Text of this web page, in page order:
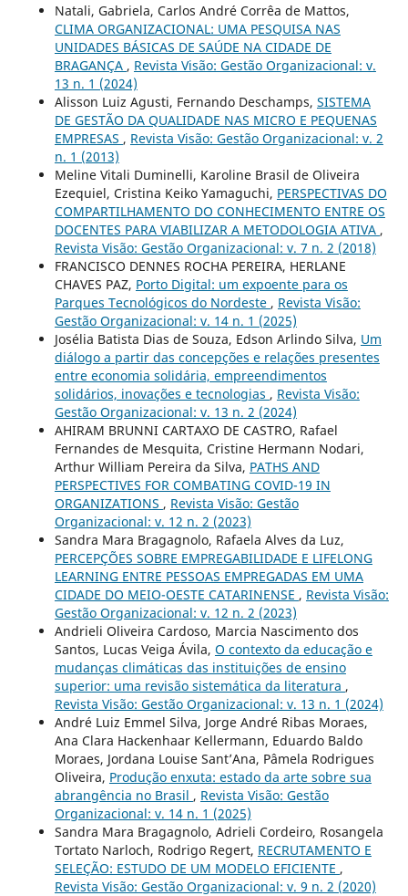
Natali, Gabriela, Carlos André Corrêa de Mattos,
CLIMA ORGANIZACIONAL: UMA PESQUISA NAS
UNIDADES BÁSICAS DE SAÚDE NA CIDADE DE
BRAGANÇA , Revista Visão: Gestão Organizacional: v.
13 n. 1 (2024)
Alisson Luiz Agusti, Fernando Deschamps, SISTEMA
DE GESTÃO DA QUALIDADE NAS MICRO E PEQUENAS
EMPRESAS , Revista Visão: Gestão Organizacional: v. 2
n. 1 (2013)
Meline Vitali Duminelli, Karoline Brasil de Oliveira
Ezequiel, Cristina Keiko Yamaguchi, PERSPECTIVAS DO
COMPARTILHAMENTO DO CONHECIMENTO ENTRE OS
DOCENTES PARA VIABILIZAR A METODOLOGIA ATIVA ,
Revista Visão: Gestão Organizacional: v. 7 n. 2 (2018)
FRANCISCO DENNES ROCHA PEREIRA, HERLANE
CHAVES PAZ, Porto Digital: um expoente para os
Parques Tecnológicos do Nordeste , Revista Visão:
Gestão Organizacional: v. 14 n. 1 (2025)
Josélia Batista Dias de Souza, Edson Arlindo Silva, Um
diálogo a partir das concepções e relações presentes
entre economia solidária, empreendimentos
solidários, inovações e tecnologias , Revista Visão:
Gestão Organizacional: v. 13 n. 2 (2024)
AHIRAM BRUNNI CARTAXO DE CASTRO, Rafael
Fernandes de Mesquita, Cristine Hermann Nodari,
Arthur William Pereira da Silva, PATHS AND
PERSPECTIVES FOR COMBATING COVID-19 IN
ORGANIZATIONS , Revista Visão: Gestão
Organizacional: v. 12 n. 2 (2023)
Sandra Mara Bragagnolo, Rafaela Alves da Luz,
PERCEPÇÕES SOBRE EMPREGABILIDADE E LIFELONG
LEARNING ENTRE PESSOAS EMPREGADAS EM UMA
CIDADE DO MEIO-OESTE CATARINENSE , Revista Visão:
Gestão Organizacional: v. 12 n. 2 (2023)
Andrieli Oliveira Cardoso, Marcia Nascimento dos
Santos, Lucas Veiga Ávila, O contexto da educação e
mudanças climáticas das instituições de ensino
superior: uma revisão sistemática da literatura ,
Revista Visão: Gestão Organizacional: v. 13 n. 1 (2024)
André Luiz Emmel Silva, Jorge André Ribas Moraes,
Ana Clara Hackenhaar Kellermann, Eduardo Baldo
Moraes, Jordana Louise Sant’Ana, Pâmela Rodrigues
Oliveira, Produção enxuta: estado da arte sobre sua
abrangência no Brasil , Revista Visão: Gestão
Organizacional: v. 14 n. 1 (2025)
Sandra Mara Bragagnolo, Adrieli Cordeiro, Rosangela
Tortato Narloch, Rodrigo Regert, RECRUTAMENTO E
SELEÇÃO: ESTUDO DE UM MODELO EFICIENTE ,
Revista Visão: Gestão Organizacional: v. 9 n. 2 (2020)